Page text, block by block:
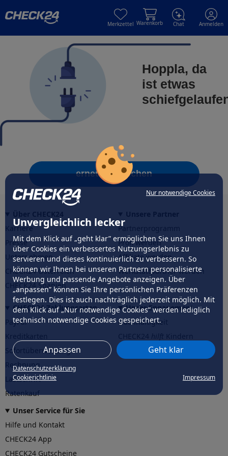
Nur notwendige Cookies
Unvergleichlich lecker
Mit dem Klick auf „geht klar” ermöglichen Sie uns Ihnen
über Cookies ein verbessertes Nutzungserlebnis zu
servieren und dieses kontinuierlich zu verbessern. So
können wir Ihnen bei unseren Partnern personalisierte
Werbung und passende Angebote anzeigen. Über
„anpassen” können Sie Ihre persönlichen Präferenzen
festlegen. Dies ist auch nachträglich jederzeit möglich. Mit
dem Klick auf „Nur notwendige Cookies” werden lediglich
technisch notwendige Cookies gespeichert.
Anpassen Geht klar
Datenschutzerklärung
Cookierichtlinie
Impressum
Merkzettel Warenkorb Chat Anmelden
Hoppla, da
ist etwas
erneut versuchen
Karriere
Presse
Unternehmen
CHECK24 Österreich
CHECK24 Spanien
Partnerprogramm
Profi werden
Affiliate werden
Werkstattpartner werden
CHECK24 Zahlungsarten
PayPal
Sofortüberweisung
Rechnung
Lastschrift
Ratenkauf
Unser Engagement
Nachhaltigkeit
CHECK24hilftder Natur
Unser Service für Sie
Hilfe und Kontakt
CHECK24 App
CHECK24 Gutscheine